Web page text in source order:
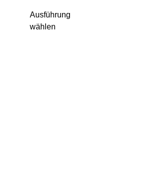
Ausführung
wählen